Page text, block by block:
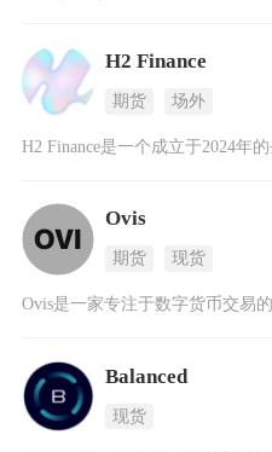
H2 Finance
期货 场外
Ovis
期货 现货
Balanced
现货